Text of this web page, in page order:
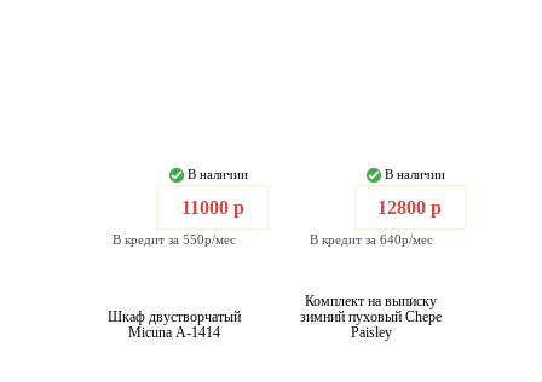
В наличии
11000 р
В кредит за 550р/мес
В наличии
12800 р
В кредит за 640р/мес
Шкаф двустворчатый
Micuna А-1414
Комплект на выписку
зимний пуховый Chepe
Paisley